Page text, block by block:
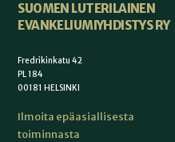
SUOMEN LUTERILAINEN
EVANKELIUMIYHDISTYS RY
Fredrikinkatu 42
PL 184
00181 HELSINKI
Ilmoita epäasiallisesta
toiminnasta